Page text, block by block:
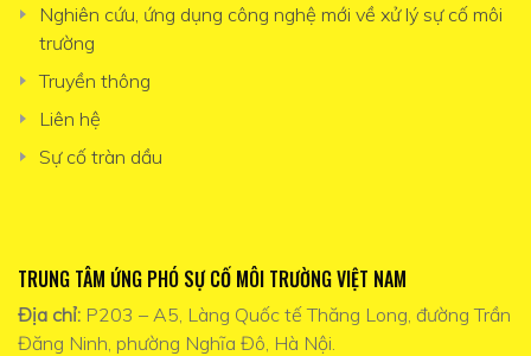
Nghiên cứu, ứng dụng công nghệ mới về xử lý sự cố môi
trường
Truyền thông
Liên hệ
Sự cố tràn dầu
TRUNG TÂM ỨNG PHÓ SỰ CỐ MÔI TRƯỜNG VIỆT NAM
Địa chỉ: P203 – A5, Làng Quốc tế Thăng Long, đường Trần
Đăng Ninh, phường Nghĩa Đô, Hà Nội.